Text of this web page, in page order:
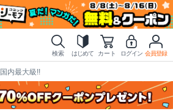
検索 はじめて カート ログイン 会員登録
内最大級!!